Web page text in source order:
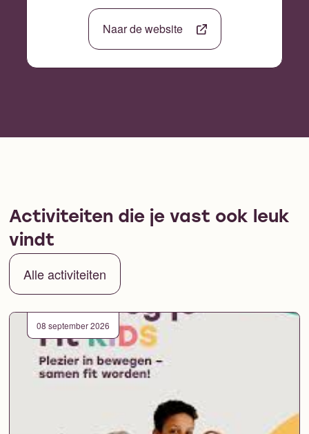
Naar de website
Activiteiten die je vast ook leuk
vindt
Alle activiteiten
08 september 2026